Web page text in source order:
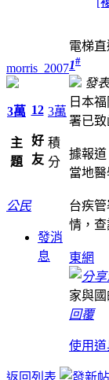
morris_2007
3萬
主
題
12
好
友
3萬
積
分
公民
發消
息
電梯直
1#
發
日本
署已致
據報
當地
台疾
情，
東網
家與
回覆
使用道
返回列表